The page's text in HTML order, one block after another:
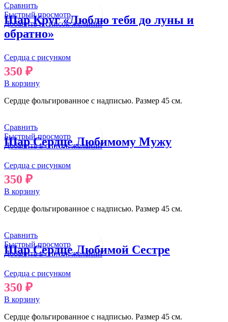
Сравнить
Быстрый просмотр
Добавить в список желаний
Шар Круг «Люблю тебя до луны и
обратно»
Сердца с рисунком
350 ₽
В корзину
Сердце фольгированное с надписью. Размер 45 см.
Сравнить
Быстрый просмотр
Добавить в список желаний
Шар Сердце Любимому Мужу
Сердца с рисунком
350 ₽
В корзину
Сердце фольгированное с надписью. Размер 45 см.
Сравнить
Быстрый просмотр
Добавить в список желаний
Шар Сердце Любимой Сестре
Сердца с рисунком
350 ₽
В корзину
Сердце фольгированное с надписью. Размер 45 см.